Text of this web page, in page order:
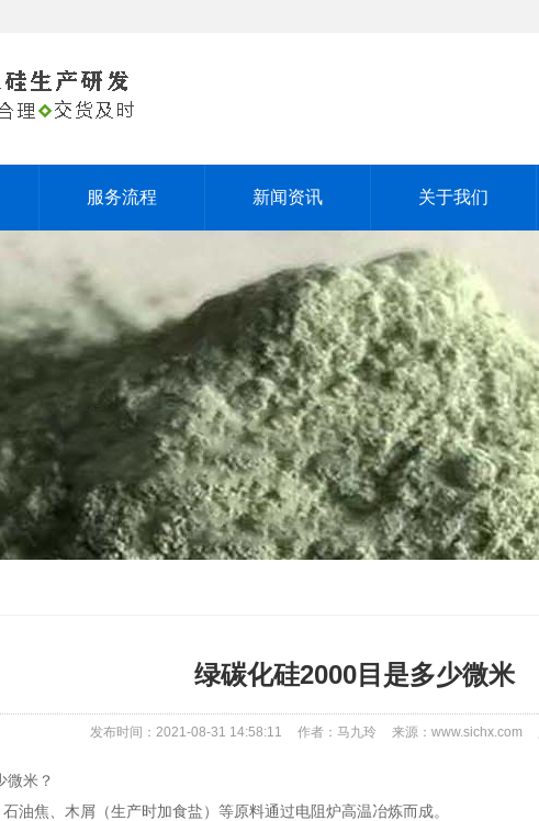
服务流程 新闻资讯 关于我们
绿碳化硅2000目是多少微米
发布时间：2021-08-31 14:58:11 作者：马九玲 来源：www.sichx.com
微米？
油焦、木屑（生产时加食盐）等原料通过电阻炉高温冶炼而成。